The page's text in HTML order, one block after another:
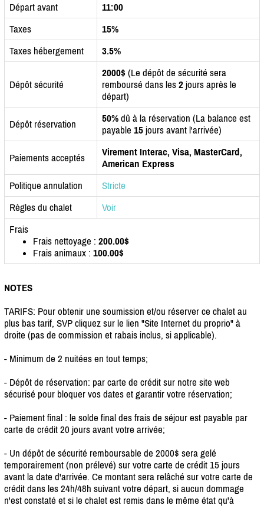
Départ avant
11:00
Taxes
15%
Taxes hébergement
3.5%
Dépôt sécurité
2000$ (Le dépôt de sécurité sera
remboursé dans les 2 jours après le
départ)
Dépôt réservation 50% dû à la réservation (La balance est
payable 15 jours avant l'arrivée)
Paiements acceptés
Virement Interac, Visa, MasterCard,
American Express
Politique annulation
Stricte
Règles du chalet
Voir
Frais
Frais nettoyage : 200.00$
Frais animaux : 100.00$
NOTES
TARIFS: Pour obtenir une soumission et/ou réserver ce chalet au
plus bas tarif, SVP cliquez sur le lien "Site Internet du proprio" à
droite (pas de commission et rabais inclus, si applicable).
- Minimum de 2 nuitées en tout temps;
- Dépôt de réservation: par carte de crédit sur notre site web
sécurisé pour bloquer vos dates et garantir votre réservation;
- Paiement final : le solde final des frais de séjour est payable par
carte de crédit 20 jours avant votre arrivée;
- Un dépôt de sécurité remboursable de 2000$ sera gelé
temporairement (non prélevé) sur votre carte de crédit 15 jours
avant la date d'arrivée. Ce montant sera relâché sur votre carte de
crédit dans les 24h/48h suivant votre départ, si aucun dommage
n'est constaté et si le chalet est remis dans le même état qu'à